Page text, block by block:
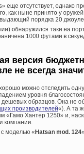
отсутствует, однако
как ныне принято у
порядка 20
обнаружился таки на
1000 футами в
версия
не всегда
можно отследить
уровня
образцов. Она не
производителей«). А та
«Гамо Хантер 1250» и,
компании.
моделью «Hatsan mod. 124